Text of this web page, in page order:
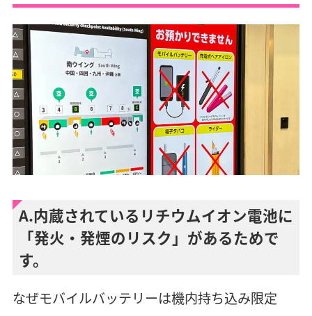
A.内蔵されているリチウムイオン電池に
「発火・発煙のリスク」があるためで
す。
なぜモバイルバッテリーは機内持ち込み限定